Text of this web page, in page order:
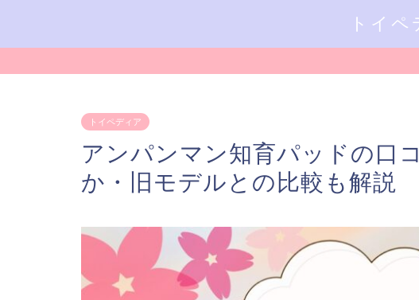
トイ
トイペディア
アンパンマン知育パッドの口
か・旧モデルとの比較も解説